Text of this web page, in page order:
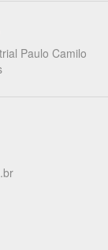
Paulo Camilo